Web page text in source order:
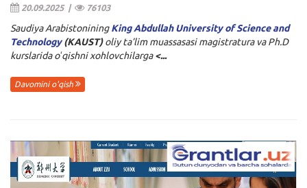
20.09.2025 | 76103
Saudiya ArabistoniningKing Abdullah University of Science and
Technology (KAUST)oliy ta’lim muassasasi magistratura va Ph.D
kurslarida oʻqishni xohlovchilarga<...
Davomini o'qish